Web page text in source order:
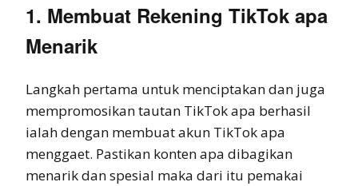
1. Membuat Rekening TikTok apa
Menarik
Langkah pertama untuk menciptakan dan juga
mempromosikan tautan TikTok apa berhasil
ialah dengan membuat akun TikTok apa
menggaet. Pastikan konten apa dibagikan
menarik dan spesial maka dari itu pemakai